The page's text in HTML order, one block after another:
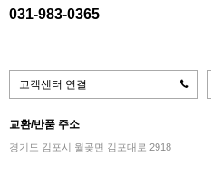
031-983-0365
고객센터 연결
교환/반품 주소
경기도 김포시 월곶면 김포대로 2918